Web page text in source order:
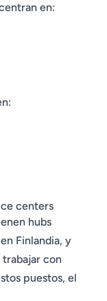
en:
centers
hubs
Finlandia, y
con
puestos, el